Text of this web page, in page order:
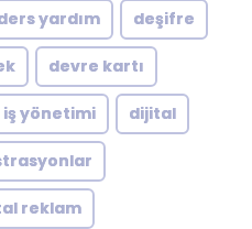
yardım deşifre
devre kartı
yönetimi dijital
reklam